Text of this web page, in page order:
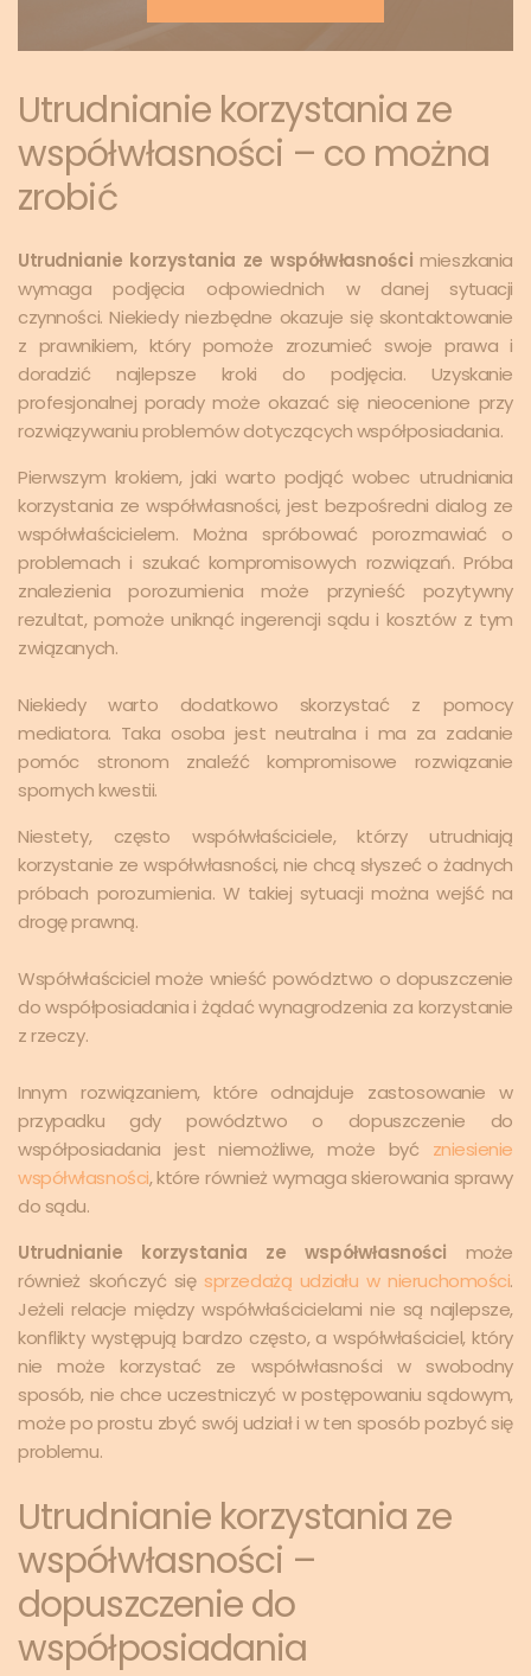
Utrudnianie korzystania ze
współwłasności – co można
zrobić
Utrudnianie korzystania ze współwłasności mieszkania
wymaga podjęcia odpowiednich w danej sytuacji
czynności. Niekiedy niezbędne okazuje się skontaktowanie
z prawnikiem, który pomoże zrozumieć swoje prawa i
doradzić najlepsze kroki do podjęcia. Uzyskanie
profesjonalnej porady może okazać się nieocenione przy
rozwiązywaniu problemów dotyczących współposiadania.
Pierwszym krokiem, jaki warto podjąć wobec utrudniania
korzystania ze współwłasności, jest bezpośredni dialog ze
współwłaścicielem. Można spróbować porozmawiać o
problemach i szukać kompromisowych rozwiązań. Próba
znalezienia porozumienia może przynieść pozytywny
rezultat, pomoże uniknąć ingerencji sądu i kosztów z tym
związanych.
Niekiedy warto dodatkowo skorzystać z pomocy
mediatora. Taka osoba jest neutralna i ma za zadanie
pomóc stronom znaleźć kompromisowe rozwiązanie
spornych kwestii.
Niestety, często współwłaściciele, którzy utrudniają
korzystanie ze współwłasności, nie chcą słyszeć o żadnych
próbach porozumienia. W takiej sytuacji można wejść na
drogę prawną.
Współwłaściciel może wnieść powództwo o dopuszczenie
do współposiadania i żądać wynagrodzenia za korzystanie
z rzeczy.
Innym rozwiązaniem, które odnajduje zastosowanie w
przypadku gdy powództwo o dopuszczenie do
współposiadania jest niemożliwe, może być zniesienie
współwłasności, które również wymaga skierowania sprawy
do sądu.
Utrudnianie korzystania ze współwłasności może
również skończyć się sprzedażą udziału w nieruchomości.
Jeżeli relacje między współwłaścicielami nie są najlepsze,
konflikty występują bardzo często, a współwłaściciel, który
nie może korzystać ze współwłasności w swobodny
sposób, nie chce uczestniczyć w postępowaniu sądowym,
może po prostu zbyć swój udział i w ten sposób pozbyć się
problemu.
Utrudnianie korzystania ze
współwłasności –
dopuszczenie do
współposiadania